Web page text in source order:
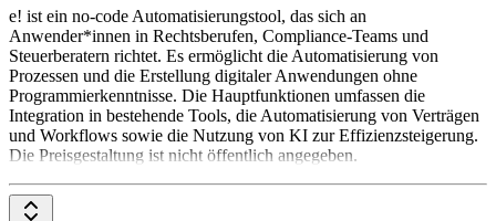
e! ist ein no-code Automatisierungstool, das sich an
Anwender*innen in Rechtsberufen, Compliance-Teams und
Steuerberatern richtet. Es ermöglicht die Automatisierung von
Prozessen und die Erstellung digitaler Anwendungen ohne
Programmierkenntnisse. Die Hauptfunktionen umfassen die
Integration in bestehende Tools, die Automatisierung von Verträgen
und Workflows sowie die Nutzung von KI zur Effizienzsteigerung.
Die Preisgestaltung ist nicht öffentlich angegeben.